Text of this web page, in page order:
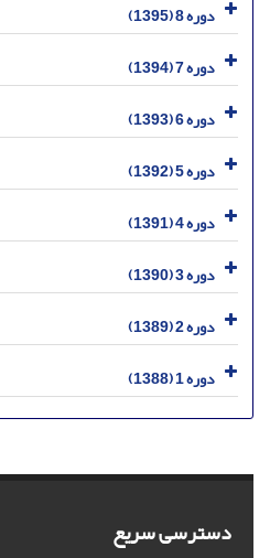
دوره 8 (1395)
دوره 7 (1394)
دوره 6 (1393)
دوره 5 (1392)
دوره 4 (1391)
دوره 3 (1390)
دوره 2 (1389)
دوره 1 (1388)
دسترسی سریع